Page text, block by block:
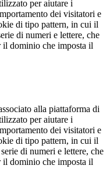
per aiutare i
dei visitatori e
di tipo pattern, in cui il
di numeri e lettere, che
il dominio che imposta il
alla piattaforma di
per aiutare i
dei visitatori e
di tipo pattern, in cui il
di numeri e lettere, che
il dominio che imposta il